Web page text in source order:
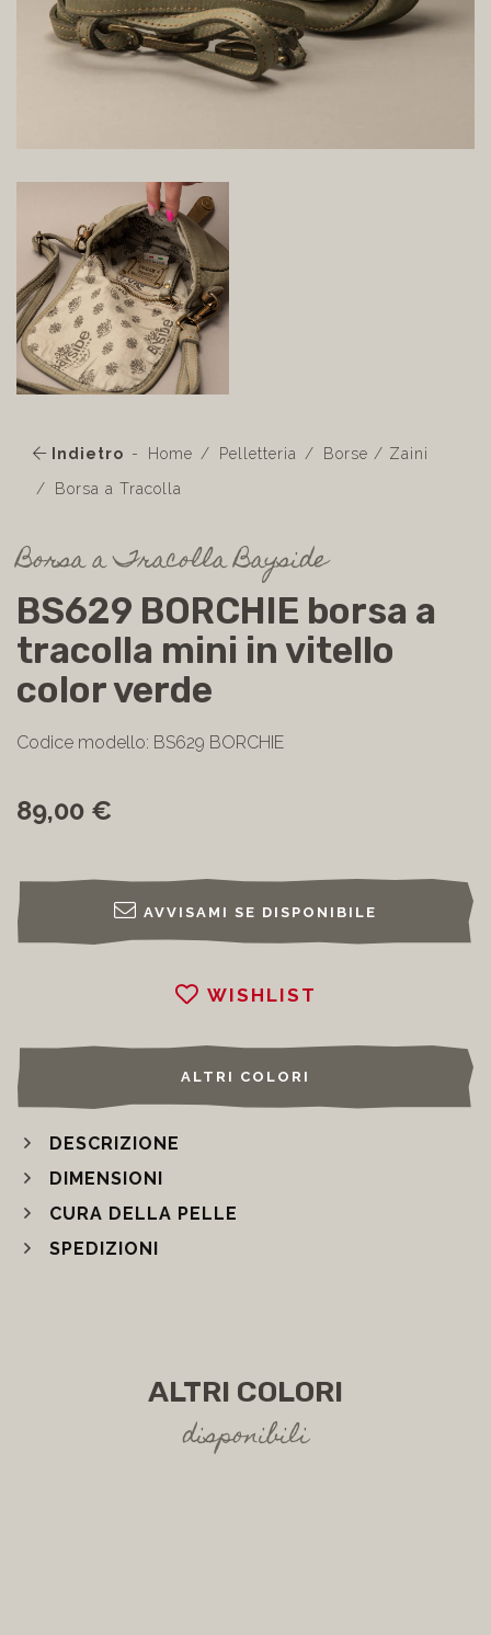
Indietro Home Pelletteria
Borse / Zaini
Borsa a Tracolla
Borsa a Tracolla Bayside
BS629 BORCHIE borsa a
tracolla mini in vitello
color verde
Codice modello: BS629 BORCHIE
89,00 €
AVVISAMI SE DISPONIBILE
WISHLIST
ALTRI COLORI
DESCRIZIONE
DIMENSIONI
CURA DELLA PELLE
SPEDIZIONI
ALTRI COLORI
disponibili